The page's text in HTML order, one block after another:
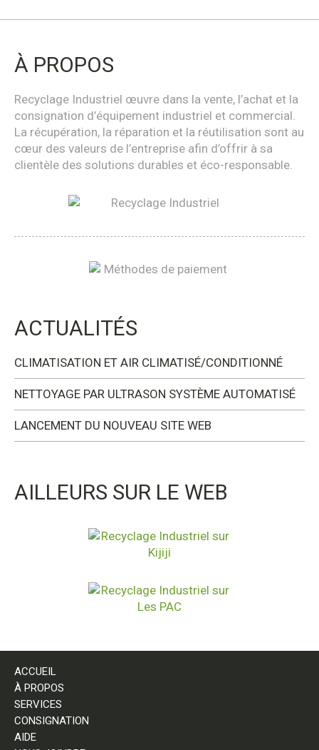
À PROPOS
Recyclage Industriel œuvre dans la vente, l’achat et la
consignation d’équipement industriel et commercial.
La récupération, la réparation et la réutilisation sont au
cœur des valeurs de l’entreprise afin d’offrir à sa
clientèle des solutions durables et éco-responsable.
ACTUALITÉS
CLIMATISATION ET AIR CLIMATISÉ/CONDITIONNÉ
NETTOYAGE PAR ULTRASON SYSTÈME AUTOMATISÉ
LANCEMENT DU NOUVEAU SITE WEB
AILLEURS SUR LE WEB
ACCUEIL
À PROPOS
SERVICES
CONSIGNATION
AIDE